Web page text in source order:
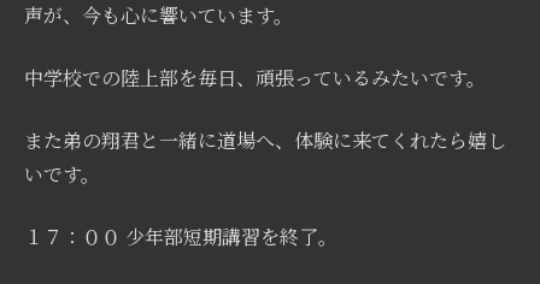
声が、今も心に響いています。
中学校での陸上部を毎日、頑張っているみたいです。
また弟の翔君と一緒に道場へ、体験に来てくれたら嬉し
いです。
１７：００ 少年部短期講習を終了。